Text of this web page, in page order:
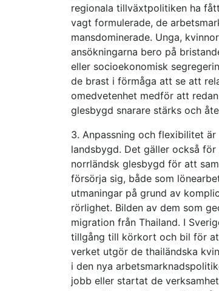
regionala tillväxtpolitiken ha
vagt formulerade, de
mansdominerade. Unga,
ansökningarna bero på
eller socioekonomisk
de brast i förmåga att se att
omedvetenhet medför att
glesbygd snarare stärks och
3. Anpassning och flexibilitet
landsbygd. Det gäller också
norrländsk glesbygd för att
försörja sig, både som
utmaningar på grund av
rörlighet. Bilden av dem som
migration från Thailand. I
tillgång till körkort och bil för
verket utgör de thailändska
i den nya
jobb eller startat de